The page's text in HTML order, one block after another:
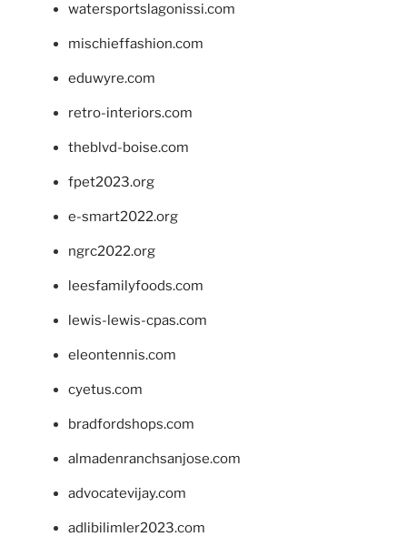
watersportslagonissi.com
mischieffashion.com
eduwyre.com
retro-interiors.com
theblvd-boise.com
fpet2023.org
e-smart2022.org
ngrc2022.org
leesfamilyfoods.com
lewis-lewis-cpas.com
eleontennis.com
cyetus.com
bradfordshops.com
almadenranchsanjose.com
advocatevijay.com
adlibilimler2023.com